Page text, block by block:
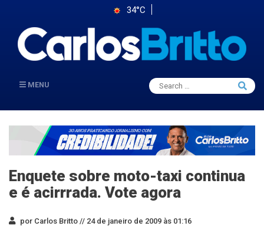
34°C
MENU
Search
for:
Search
Enquete sobre moto-taxi continua
e é acirrrada. Vote agora
por Carlos Britto // 24 de janeiro de 2009 às 01:16